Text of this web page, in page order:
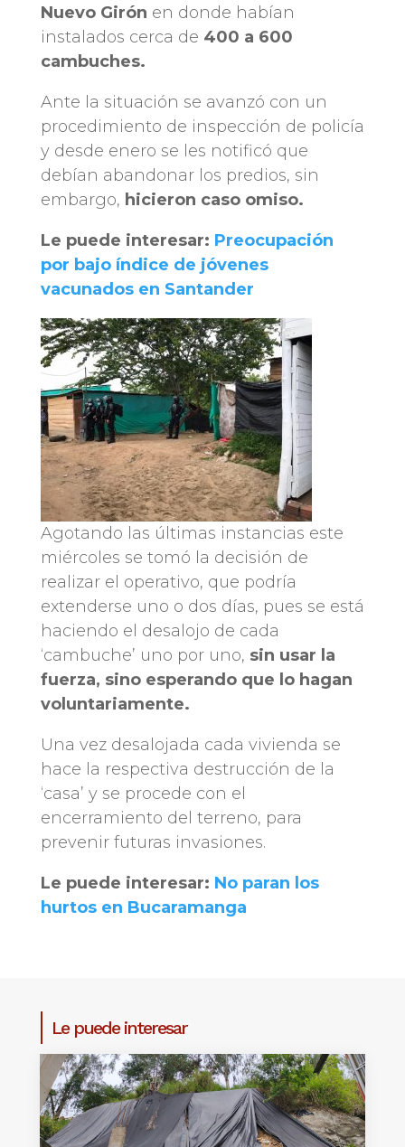
Nuevo Girón en donde habían
instalados cerca de 400 a 600
cambuches.
Ante la situación se avanzó con un
procedimiento de inspección de policía
y desde enero se les notificó que
debían abandonar los predios, sin
embargo, hicieron caso omiso.
Le puede interesar: Preocupación
por bajo índice de jóvenes
vacunados en Santander
Agotando las últimas instancias este
miércoles se tomó la decisión de
realizar el operativo, que podría
extenderse uno o dos días, pues se está
haciendo el desalojo de cada
‘cambuche’ uno por uno, sin usar la
fuerza, sino esperando que lo hagan
voluntariamente.
Una vez desalojada cada vivienda se
hace la respectiva destrucción de la
‘casa’ y se procede con el
encerramiento del terreno, para
prevenir futuras invasiones.
Le puede interesar: No paran los
hurtos en Bucaramanga
Le puede interesar